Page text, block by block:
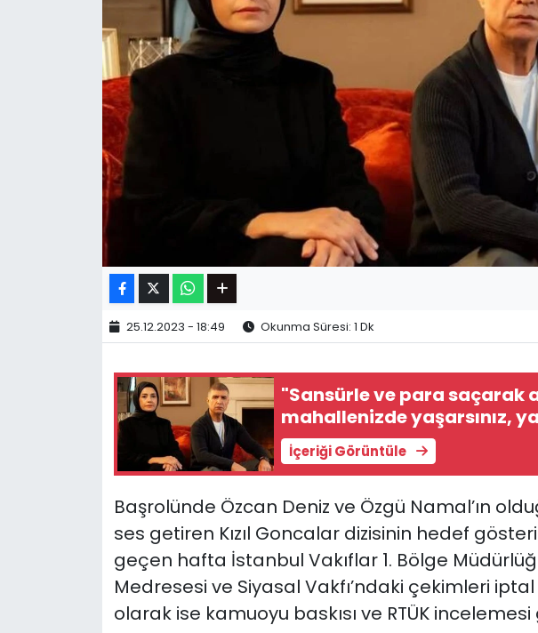
25.12.2023 - 18:49 Okunma Süresi: 1 Dk
"Sansürle ve para saçarak
mahallenizde yaşarsınız,
İçeriği Görüntüle
Başrolünde Özcan Deniz ve Özgü Namal’ın
ses getiren Kızıl Goncalar dizisinin hedef
geçen hafta İstanbul Vakıflar 1. Bölge
Medresesi ve Siyasal Vakfı’ndaki çekimleri
olarak ise kamuoyu baskısı ve RTÜK